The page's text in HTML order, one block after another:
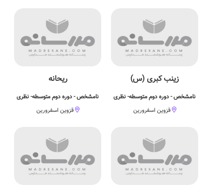
زینب کبری (س)
نامشخص - دوره دوم متوسطه- نظری
قزوین اسفرورین
ریحانه
نامشخص - دوره دوم متوسطه- نظری
قزوین اسفرورین